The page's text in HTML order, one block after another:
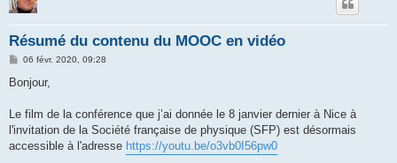
Résumé du contenu du MOOC en vidéo
M
s
g
06 févr. 2020, 09:28
Bonjour,
Le film de la conférence que j’ai donnée le 8 janvier dernier à Nice à
l'invitation de la Société française de physique (SFP) est désormais
accessible à l'adresse https://youtu.be/o3vb0I56pw0